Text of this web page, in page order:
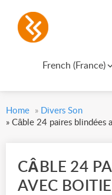
French (France)
Home » Divers Son
» Câble 24 paires blindées
CÂBLE 24
AVEC